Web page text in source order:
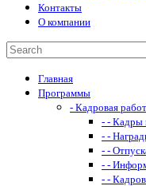
Контакты
О компании
Главная
Программы
- Кадровая
- - Кадры
- -
- -
- -
- -